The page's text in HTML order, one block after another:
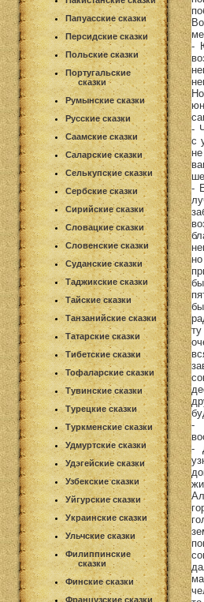
Папуасские сказки
Персидские сказки
Польские сказки
Португальские
сказки
Румынские сказки
Русские сказки
Саамские сказки
Саларские сказки
Селькупские сказки
Сербские сказки
Сирийские сказки
Словацкие сказки
Словенские сказки
Суданские сказки
Таджикские сказки
Тайские сказки
Танзанийские сказки
Татарские сказки
Тибетские сказки
Тофаларские сказки
Тувинские сказки
Турецкие сказки
Туркменские сказки
Удмуртские сказки
Удэгейские сказки
Узбекские сказки
Уйгурские сказки
Украинские сказки
Ульчские сказки
Филиппинские
сказки
Финские сказки
Французские сказки
-
-
с
-
-
-